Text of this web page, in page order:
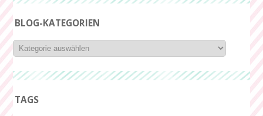
BLOG-KATEGORIEN
Blog-
Kategorien
TAGS